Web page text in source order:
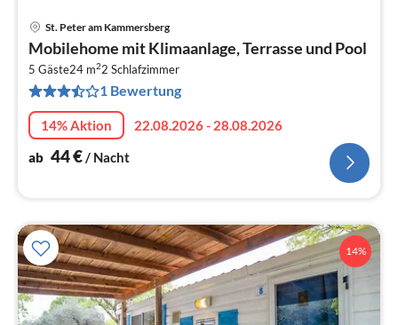
St. Peter am Kammersberg
Mobilehome mit Klimaanlage, Terrasse und Pool
5 Gäste24 m22 Schlafzimmer
1 Bewertung
14% Aktion
22.08.2026 - 28.08.2026
ab 44€ / Nacht
14%